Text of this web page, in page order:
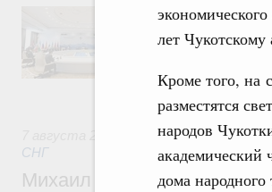
лет
Кроме того, на
разместятся
народов
академический
дома народного
В повестке
числе
регулирования и
железнодорожных
рынка.
Евразийский
СНГ
Михаил Мишустин принял